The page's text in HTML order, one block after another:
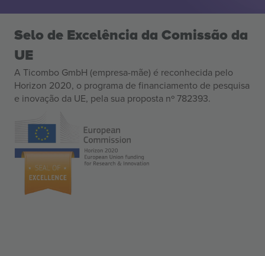
Selo de Excelência da Comissão da
UE
A Ticombo GmbH (empresa-mãe) é reconhecida pelo
Horizon 2020, o programa de financiamento de pesquisa
e inovação da UE, pela sua proposta nº 782393.